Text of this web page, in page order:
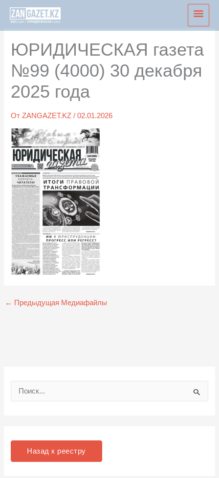
Перейти
содержимому
ЮРИДИЧЕСКАЯ газета
№99 (4000) 30 декабря
2025 года
ОтZANGAZET.KZ/02.01.2026
← Предыдущая Медиафайлы
Назад к реестру